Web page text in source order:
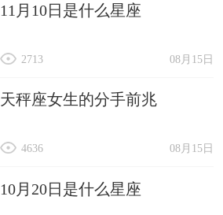
11月10日是什么星座
08月15日
2713
天秤座女生的分手前兆
08月15日
4636
10月20日是什么星座